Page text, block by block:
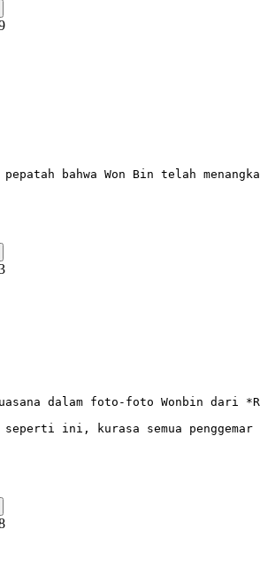
pepatah bahwa Won Bin telah
dalam foto-foto Wonbin dari
seperti ini, kurasa semua penggemar